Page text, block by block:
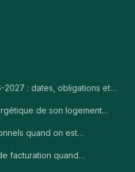
2027 : dates, obligations et…
de son logement…
quand on est…
facturation quand…